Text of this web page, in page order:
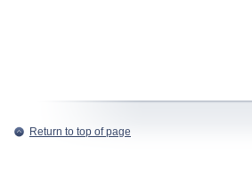
Return to top of page